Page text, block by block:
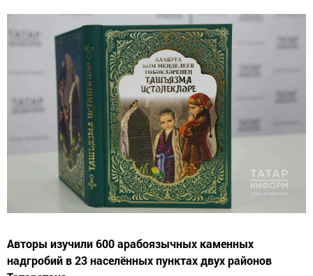
Авторы изучили 600 арабоязычных каменных
надгробий в 23 населённых пунктах двух районов